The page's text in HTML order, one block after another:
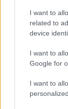
I want to
related to
device
I want to
Google for
I want to